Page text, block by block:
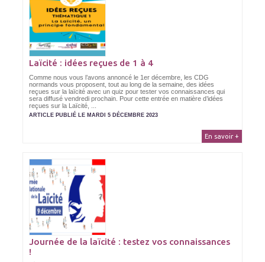
Laïcité : idées reçues de 1 à 4
Comme nous vous l’avons annoncé le 1er décembre, les CDG
normands vous proposent, tout au long de la semaine, des idées
reçues sur la laïcité avec un quiz pour tester vos connaissances qui
sera diffusé vendredi prochain. Pour cette entrée en matière d’idées
reçues sur la Laïcité, ...
ARTICLE PUBLIÉ LE MARDI 5 DÉCEMBRE 2023
En savoir +
Journée de la laïcité : testez vos connaissances
!